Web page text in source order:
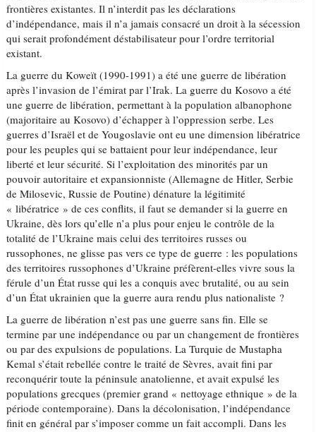
frontières existantes. Il n’interdit pas les déclarations
d’indépendance, mais il n’a jamais consacré un droit à la sécession
qui serait profondément déstabilisateur pour l’ordre territorial
existant.
La guerre du Koweït (1990-1991) a été une guerre de libération
après l’invasion de l’émirat par l’Irak. La guerre du Kosovo a été
une guerre de libération, permettant à la population albanophone
(majoritaire au Kosovo) d’échapper à l’oppression serbe. Les
guerres d’Israël et de Yougoslavie ont eu une dimension libératrice
pour les peuples qui se battaient pour leur indépendance, leur
liberté et leur sécurité. Si l’exploitation des minorités par un
pouvoir autoritaire et expansionniste (Allemagne de Hitler, Serbie
de Milosevic, Russie de Poutine) dénature la légitimité
« libératrice » de ces conflits, il faut se demander si la guerre en
Ukraine, dès lors qu’elle n’a plus pour enjeu le contrôle de la
totalité de l’Ukraine mais celui des territoires russes ou
russophones, ne glisse pas vers ce type de guerre : les populations
des territoires russophones d’Ukraine préfèrent-elles vivre sous la
férule d’un État russe qui les a conquis avec brutalité, ou au sein
d’un État ukrainien que la guerre aura rendu plus nationaliste ?
La guerre de libération n’est pas une guerre sans fin. Elle se
termine par une indépendance ou par un changement de frontières
ou par des expulsions de populations. La Turquie de Mustapha
Kemal s’était rebellée contre le traité de Sèvres, avait fini par
reconquérir toute la péninsule anatolienne, et avait expulsé les
populations grecques (premier grand « nettoyage ethnique » de la
période contemporaine). Dans la décolonisation, l’indépendance
finit en général par s’imposer comme un fait accompli. Dans les